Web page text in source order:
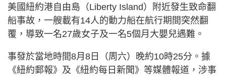
美國紐約港自由島（Liberty Island）附近發生致命翻
船事故，一艘載有14人的動力船在航行期間突然翻
覆，導致一名27歲女子及一名5個月大嬰兒遇難。
事發於當地時間8月8日（周六）晚約10時25分。據
《紐約郵報》及《紐約每日新聞》等媒體報道，涉事